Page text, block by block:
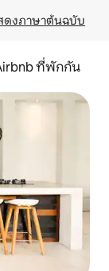
ดงภาษาต้นฉบับ
ที่พักกัน